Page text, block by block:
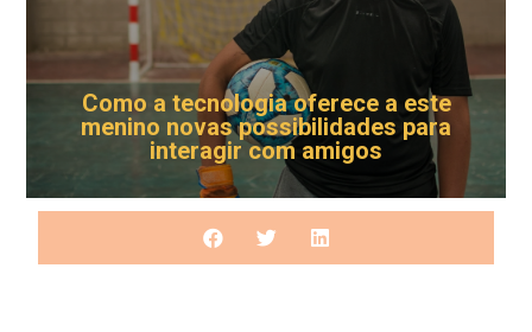
Como a tecnologia oferece a este
menino novas possibilidades para
interagir com amigos